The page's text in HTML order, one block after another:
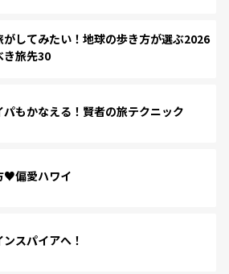
がしてみたい！地球の歩き方が選ぶ2026
き旅先30
パもかなえる！賢者の旅テクニック
♥偏愛ハワイ
スパイアへ！